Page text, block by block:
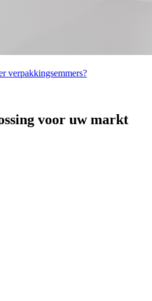
verpakkingsemmers?
voor uw markt